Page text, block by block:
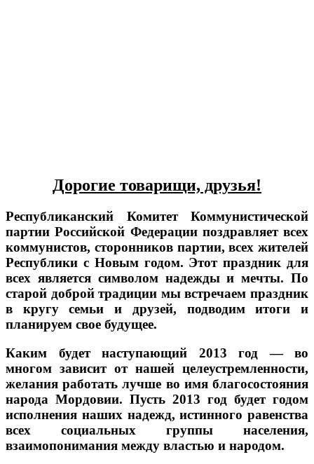
Дорогие товарищи, друзья!
Республиканский Комитет Коммунистической
партии Российской Федерации поздравляет всех
коммунистов, сторонников партии, всех жителей
Республики с Новым годом. Этот праздник для
всех является символом надежды и мечты. По
старой доброй традиции мы встречаем праздник
в кругу семьи и друзей, подводим итоги и
планируем свое будущее.
Каким будет наступающий 2013 год — во
многом зависит от нашей целеустремленности,
желания работать лучше во имя благосостояния
народа Мордовии. Пусть 2013 год будет годом
исполнения наших надежд, истинного равенства
всех социальных группы населения,
взаимопонимания между властью и народом.